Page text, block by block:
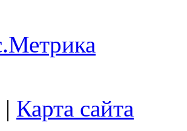
| Карта сайта